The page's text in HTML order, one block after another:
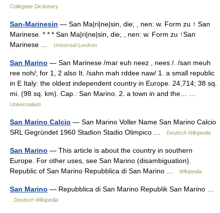
Collegiate Dictionary
San-Marinesin — San Ma|ri|ne|sin, die; , nen: w. Form zu ↑ San
Marinese. * * * San Ma|ri|ne|sin, die; , nen: w. Form zu ↑San
Marinese …
Universal-Lexikon
San Marino — San Marinese /mar euh neez , nees /. /san meuh
ree noh/; for 1, 2 also It. /sahn mah rddee naw/ 1. a small republic
in E Italy: the oldest independent country in Europe. 24,714; 38 sq.
mi. (98 sq. km). Cap.: San Marino. 2. a town in and the… …
Universalium
San Marino Calcio — San Marino Voller Name San Marino Calcio
SRL Gegründet 1960 Stadion Stadio Olimpico …
Deutsch Wikipedia
San Marino — This article is about the country in southern
Europe. For other uses, see San Marino (disambiguation).
Republic of San Marino Repubblica di San Marino …
Wikipedia
San Marino — Repubblica di San Marino Republik San Marino …
Deutsch Wikipedia